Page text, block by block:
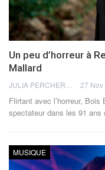
Un peu d’horreur à
Mallard
27 Nov
Flirtant avec l’horreur,
spectateur dans les 91 ans
MUSIQUE